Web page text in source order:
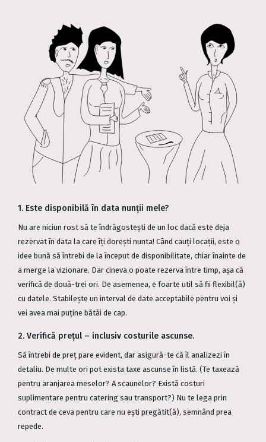
1. Este disponibilă în data nunții mele?
Nu are niciun rost să te îndrăgostești de un loc dacă este deja
rezervat în data la care îți dorești nunta! Când cauți locații, este o
idee bună să întrebi de la început de disponibilitate, chiar înainte de
a merge la vizionare. Dar cineva o poate rezerva între timp, așa că
verifică de două-trei ori. De asemenea, e foarte util să fii flexibil(ă)
cu datele. Stabilește un interval de date acceptabile pentru voi și
vei avea mai puține bătăi de cap.
2. Verifică prețul – inclusiv costurile ascunse.
Să întrebi de preț pare evident, dar asigură-te că îl analizezi în
detaliu. De multe ori pot exista taxe ascunse în listă. (Te taxează
pentru aranjarea meselor? A scaunelor? Există costuri
suplimentare pentru catering sau transport?) Nu te lega prin
contract de ceva pentru care nu ești pregătit(ă), semnând prea
repede.